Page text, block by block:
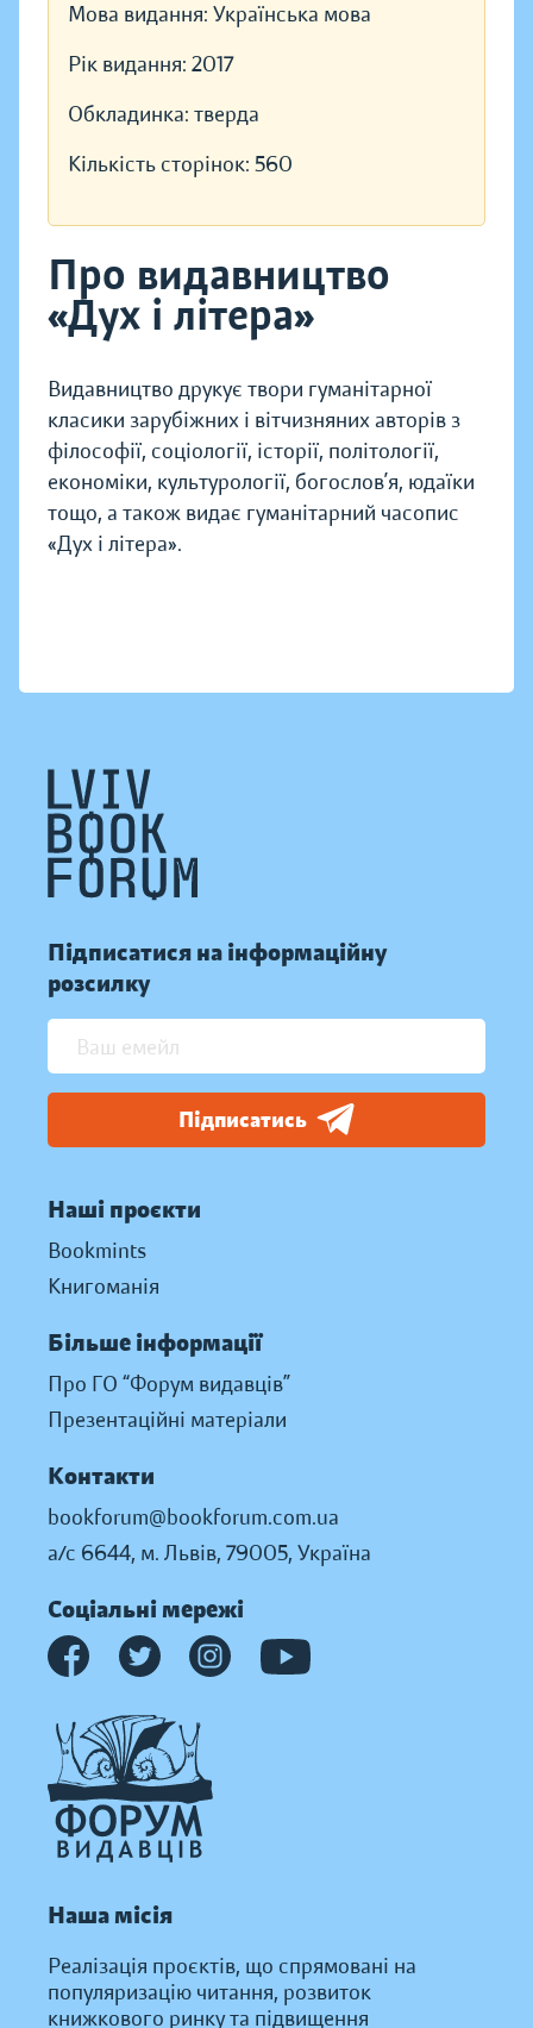
Мова видання: Українська мова
Рік видання: 2017
Обкладинка: тверда
Кількість сторінок: 560
Про видавництво
«Дух і літера»
Видавництво друкує твори гуманітарної
класики зарубіжних і вітчизняних авторів з
філософії, соціології, історії, політології,
економіки, культурології, богослов’я, юдаїки
тощо, а також видає гуманітарний часопис
«Дух і літера».
Підписатися на інформаційну
розсилку
Підписатись
Наші проєкти
Bookmints
Книгоманія
Більше інформації
Про ГО “Форум видавців”
Презентаційні матеріали
Контакти
bookforum@bookforum.com.ua
а/с 6644, м. Львів, 79005, Україна
Соціальні мережі
Наша місія
Реалізація проєктів, що спрямовані на
популяризацію читання, розвиток
книжкового ринку та підвищення